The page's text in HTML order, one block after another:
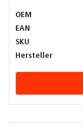
OEM
EAN
SKU
Hersteller